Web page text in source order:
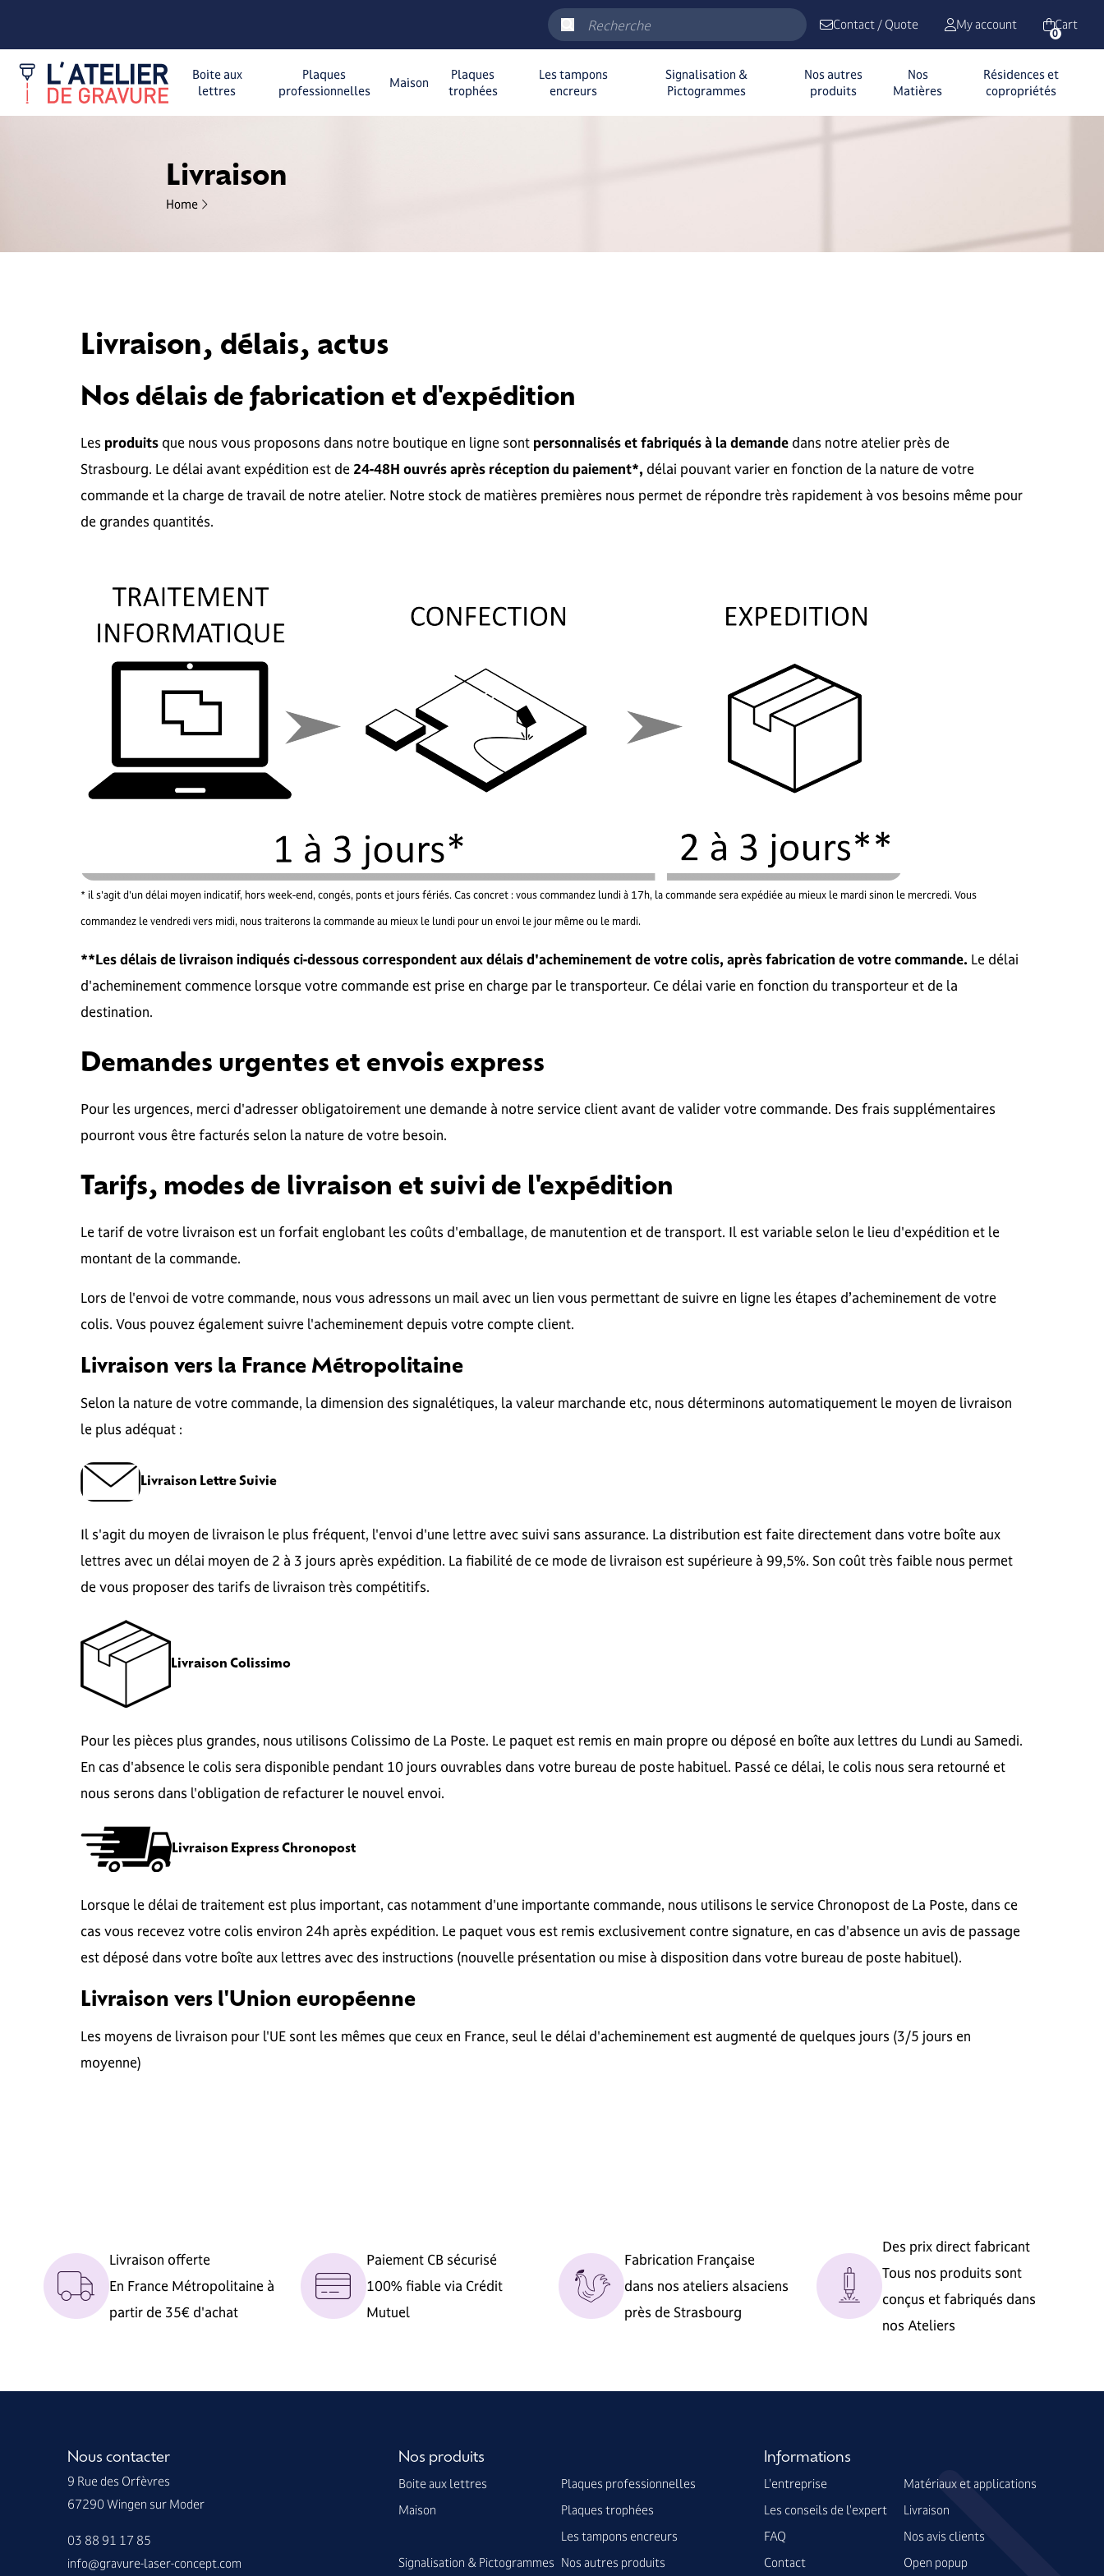
Contact / Quote My account
0
Cart
Boite aux
lettres
Plaques
professionnelles
Maison
Plaques
trophées
Les tampons
encreurs
Signalisation &
Pictogrammes
Nos autres
produits
Nos
Matières
Résidences et
copropriétés
Livraison
Home
Livraison, délais, actus
Nos délais de fabrication et d'expédition
Les produitsque nous vous proposons dans notre boutique en ligne sont personnalisés et fabriqués à la demandedans notre atelier près de
Strasbourg. Le délai avant expédition est de 24-48H ouvrés après réception du paiement*, délai pouvant varier en fonction de la nature de votre
commande etla charge de travail de notre atelier. Notre stock de matières premières nous permet de répondre très rapidement à vos besoins même pour
de grandes quantités.
* il s'agit d'un délai moyen indicatif, hors week-end, congés, ponts et jours fériés. Cas concret : vous commandez lundi à 17h, la commande sera expédiée au mieux le mardi sinon le mercredi. Vous
commandez le vendredi vers midi, nous traiterons la commande au mieux le lundi pour un envoi le jour même ou le mardi.
**Les délais de livraison indiqués ci-dessous correspondent aux délais d'acheminement de votre colis, après fabrication de votre commande. Le délai
d'acheminement commence lorsque votre commande est prise en charge par le transporteur. Ce délai varie en fonction du transporteur et de la
destination.
Demandes urgentes et envois express
Pour les urgences, merci d'adresser obligatoirement une demande à notre service client avant de valider votre commande. Des frais supplémentaires
pourront vous être facturés selon la nature de votre besoin.
Tarifs, modes de livraison et suivi de l'expédition
Le tarif de votre livraison est un forfait englobant les coûts d'emballage, de manutention et de transport. Il est variable selon le lieu d'expédition et le
montant de la commande.
Lors de l'envoi de votre commande, nous vous adressons un mail avec un lien vous permettant de suivre en ligne les étapes d’acheminement de votre
colis. Vous pouvez également suivre l'acheminement depuis votre compte client.
Livraison vers la France Métropolitaine
Selon la nature de votre commande, la dimension des signalétiques, la valeur marchande etc, nous déterminons automatiquement le moyen de livraison
le plus adéquat :
Livraison Lettre Suivie
Il s'agit du moyen de livraison le plus fréquent, l'envoi d'une lettre avec suivi sans assurance. La distribution est faite directement dans votre boîte aux
lettres avec un délai moyen de 2 à 3 jours après expédition. La fiabilité de ce mode de livraison est supérieure à 99,5%. Son coût très faible nous permet
de vous proposer des tarifs de livraison très compétitifs.
Livraison Colissimo
Pour les pièces plus grandes, nous utilisons Colissimo de La Poste. Le paquet est remis en main propre ou déposé en boîte aux lettres du Lundi au Samedi.
En cas d'absence le colis sera disponible pendant 10 jours ouvrables dans votre bureau de poste habituel. Passé ce délai, le colis nous sera retourné et
nous serons dans l'obligation de refacturer le nouvel envoi.
Livraison Express Chronopost
Lorsque le délai de traitement est plus important, cas notamment d'une importante commande, nous utilisons le service Chronopost de La Poste, dans ce
cas vous recevez votre colis environ 24h après expédition. Le paquet vous est remis exclusivement contre signature, en cas d'absence un avis de passage
est déposé dans votre boîte aux lettres avec des instructions (nouvelle présentation ou mise à disposition dans votre bureau de poste habituel).
Livraison vers l'Union européenne
Les moyens de livraison pour l'UE sont les mêmes que ceux en France, seul le délai d'acheminement est augmenté de quelques jours (3/5 jours en
moyenne)
Livraison offerte
En France Métropolitaine à
partir de 35€ d'achat
Paiement CB sécurisé
100% fiable via Crédit
Mutuel
Fabrication Française
dans nos ateliers alsaciens
près de Strasbourg
Des prix direct fabricant
Tous nos produits sont
conçus et fabriqués dans
nos Ateliers
Nous contacter
9 Rue des Orfèvres
67290 Wingen sur Moder
03 88 91 17 85
info@gravure-laser-concept.com
Nos produits
Boite aux lettres
Plaques professionnelles
Maison
Plaques trophées
Les tampons encreurs
Signalisation & Pictogrammes Nos autres produits
Informations
L'entreprise
Matériaux et applications
Les conseils de l'expert
Livraison
FAQ
Nos avis clients
Contact
Open popup